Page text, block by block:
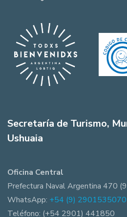
Secretaría de Turismo,
Ushuaia
Oficina Central
Prefectura Naval Argentina 470
WhatsApp: +54 (9) 2901535070
Teléfono: (+54 2901) 441850